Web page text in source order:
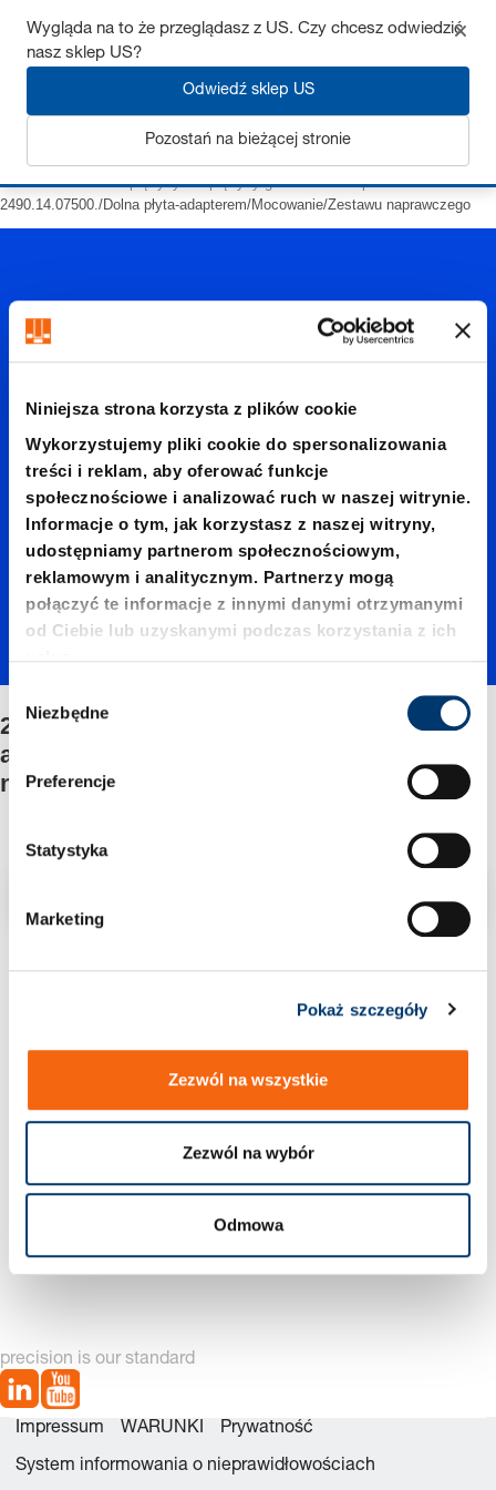
Niniejsza strona korzysta z plików cookie
Wykorzystujemy pliki cookie do spersonalizowania
treści i reklam, aby oferować funkcje
społecznościowe i analizować ruch w naszej witrynie.
Informacje o tym, jak korzystasz z naszej witryny,
udostępniamy partnerom społecznościowym,
reklamowym i analitycznym. Partnerzy mogą
połączyć te informacje z innymi danymi otrzymanymi
od Ciebie lub uzyskanymi podczas korzystania z ich
W
y
Niezbędne
Preferencje
Statystyka
Marketing
Pokaż szczegóły
Zezwól na wszystkie
Zezwól na wybór
Odmowa
Strona startowa Sprężyny Sprężyny gazowe
Kompaktowe
2490.14.07500./Dolna płyta-adapterem/Mocowanie/Zestawu naprawczego
2490.14.
07500./
Dolna
adapter
em/Moc
owanie/
Zestaw
u
napraw
czego
2490.14.07500./Dolna płyta-
adapterem/Mocowanie/Zestawu
naprawczego
2490.14.07500. Sprężyna
precision is our standard
Impressum WARUNKI Prywatność
System informowania o nieprawidłowościach
Wygląda na to że przeglądasz z US. Czy chcesz odwiedzić
nasz sklep US?
Odwiedź sklep US
Pozostań na bieżącej stronie